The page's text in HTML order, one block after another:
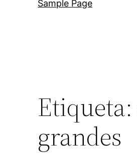
Sample Page
Etiqueta:
grandes